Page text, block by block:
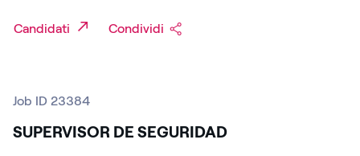
Candidati Condividi
Job ID 23384
SUPERVISOR DE SEGURIDAD